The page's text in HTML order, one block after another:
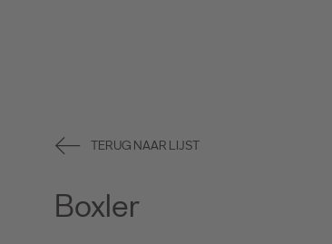
TERUG NAAR LIJST
Boxler